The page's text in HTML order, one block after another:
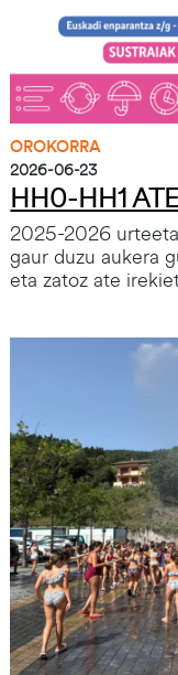
OROKORRA
2026-06-23
HH0-HH1
2025-2026
gaur duzu aukera
eta zatoz ate